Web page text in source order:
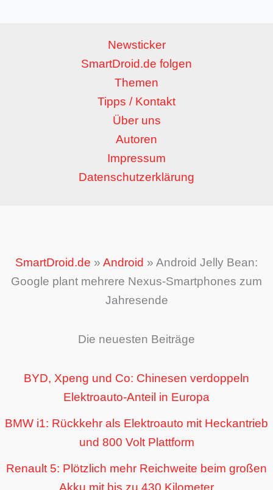
Newsticker
SmartDroid.de folgen
Themen
Tipps / Kontakt
Über uns
Autoren
Impressum
Datenschutzerklärung
SmartDroid.de » Android » Android Jelly Bean:
Google plant mehrere Nexus-Smartphones zum
Jahresende
Die neuesten Beiträge
BYD, Xpeng und Co: Chinesen verdoppeln
Elektroauto-Anteil in Europa
BMW i1: Rückkehr als Elektroauto mit Heckantrieb
und 800 Volt Plattform
Renault 5: Plötzlich mehr Reichweite beim großen